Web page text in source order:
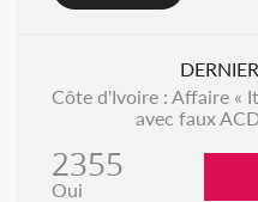
Côte d'Ivoire : Affaire «
avec faux
2355
Oui